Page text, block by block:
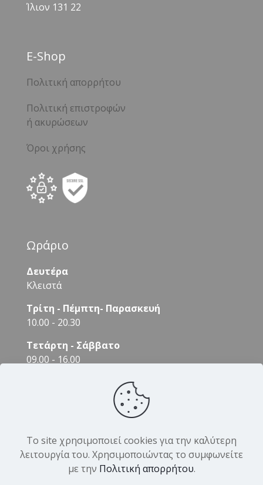
Ίλιον 131 22
Ε-Shop
Πολιτική απορρήτου
Πολιτική επιστροφών
ή ακυρώσεων
Όροι χρήσης
Ωράριο
Δευτέρα
Κλειστά
Τρίτη - Πέμπτη- Παρασκευή
10.00 - 20.30
Τετάρτη - Σάββατο
09.00 - 16.00
© 2026 DK Hair Products. All Rights Reserved.
Το site χρησιμοποιεί cookies για την καλύτερη
λειτουργία του. Χρησιμοποιώντας το συμφωνείτε
με την Πολιτική απορρήτου.